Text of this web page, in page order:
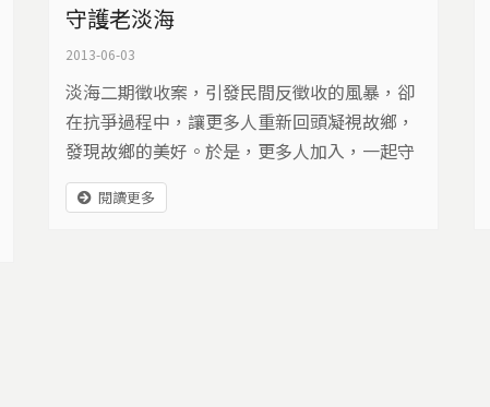
守護老淡海
2013-06-03
淡海二期徵收案，引發民間反徵收的風暴，卻
在抗爭過程中，讓更多人重新回頭凝視故鄉，
發現故鄉的美好。於是，更多人加入，一起守
護美麗的老淡海…
閱讀更多